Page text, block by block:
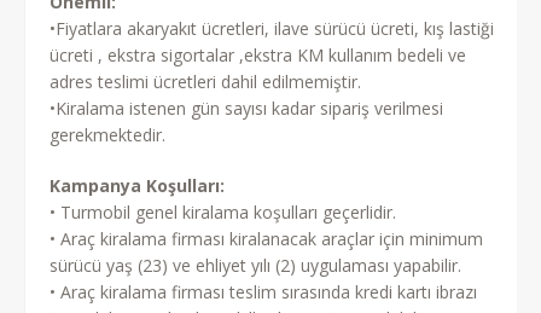
•Fiyatlara akaryakıt ücretleri, ilave sürücü ücreti, kış lastiği
ücreti , ekstra sigortalar ,ekstra KM kullanım bedeli ve
adres teslimi ücretleri dahil edilmemiştir.
•Kiralama istenen gün sayısı kadar sipariş verilmesi
gerekmektedir.
Kampanya Koşulları:
• Turmobil genel kiralama koşulları geçerlidir.
• Araç kiralama firması kiralanacak araçlar için minimum
sürücü yaş (23) ve ehliyet yılı (2) uygulaması yapabilir.
• Araç kiralama firması teslim sırasında kredi kartı ibrazı